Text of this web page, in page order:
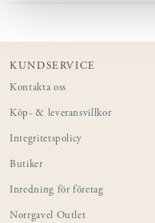
KUNDSERVICE
Kontakta oss
Köp- & leveransvillkor
Integritetspolicy
Butiker
Inredning för företag
Norrgavel Outlet